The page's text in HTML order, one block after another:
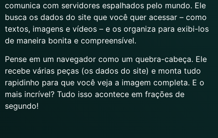
comunica com servidores espalhados pelo mundo. Ele
busca os dados do site que você quer acessar – como
textos, imagens e vídeos – e os organiza para exibi-los
de maneira bonita e compreensível.
Pense em um navegador como um quebra-cabeça. Ele
recebe várias peças (os dados do site) e monta tudo
rapidinho para que você veja a imagem completa. E o
mais incrível? Tudo isso acontece em frações de
segundo!